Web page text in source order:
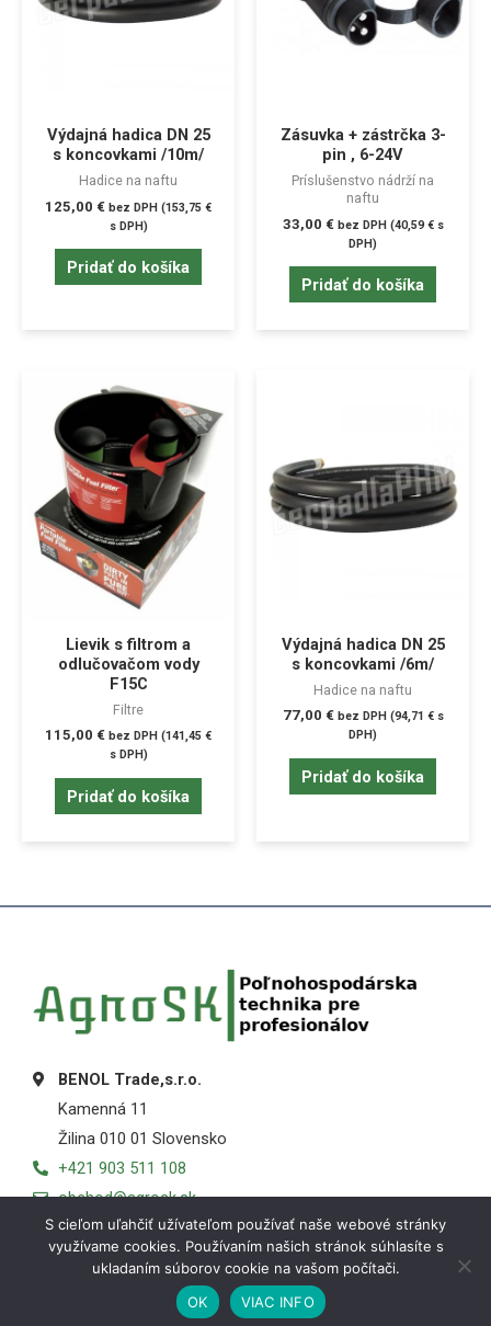
Výdajná hadica DN 25
s koncovkami /10m/
Hadice na naftu
125,00 € bez DPH (153,75 €
s DPH)
Pridať do košíka
Zásuvka + zástrčka 3-
pin , 6-24V
Príslušenstvo nádrží na
naftu
33,00 € bez DPH (40,59€s
DPH)
Pridať do košíka
Lievik s filtrom a
odlučovačom vody
F15C
Filtre
115,00 € bez DPH (141,45 €
s DPH)
Pridať do košíka
Výdajná hadica DN 25
s koncovkami /6m/
Hadice na naftu
77,00 € bez DPH (94,71 €s
DPH)
Pridať do košíka
BENOL Trade,s.r.o.
Kamenná 11
Žilina 010 01 Slovensko
+421 903 511 108
obchod@agrosk.sk
Môj účet
S cieľom uľahčiť užívateľom používať naše webové stránky
využívame cookies. Používaním našich stránok súhlasíte s
ukladaním súborov cookie na vašom počítači.
OK
VIAC INFO